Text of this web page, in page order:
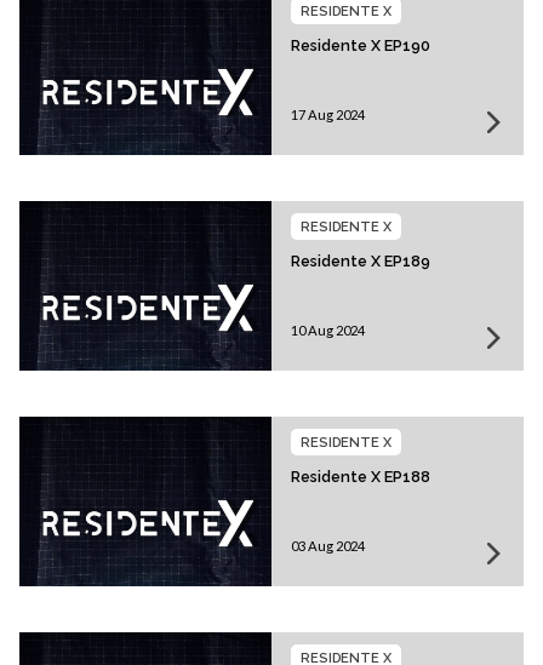
Residente X EP190
RESIDENTE X
17 Aug 2024
Residente X EP189
RESIDENTE X
10 Aug 2024
Residente X EP188
RESIDENTE X
03 Aug 2024
RESIDENTE X